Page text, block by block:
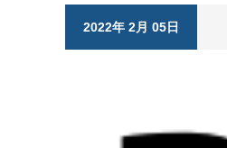
2022年 2月 05日